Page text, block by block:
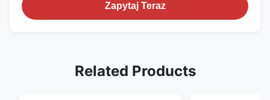
Zapytaj Teraz
Related Products